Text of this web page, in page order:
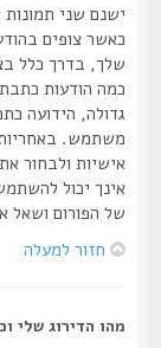
ישנם שני תמונות
כאשר צופים
שלך, בדרך כלל בצודה
כמה הודעות כתבת
גדולה, הידועה
משתמש. באחריות
אישיות ולבחור את
אינך יכול להשתמש
של הפורום ושאל אותו
חזור למעלה
מהו הדירוג שלי